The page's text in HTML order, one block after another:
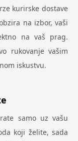
kurirske dostave
na izbor, vaši
na vaš prag.
rukovanje vašim
iskustvu.
samo uz vašu
koji želite, sada